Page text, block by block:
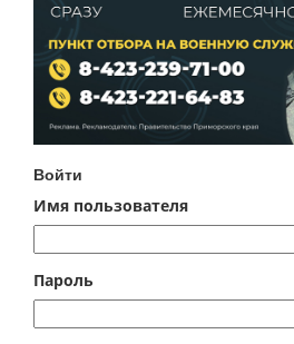
Войти
Имя пользователя
Пароль